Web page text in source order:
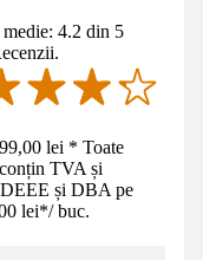
4.2 din 5
lei * Toate
TVA și
și DBA pe
lei*/ buc.